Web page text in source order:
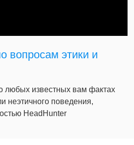
вопросам этики и
любых известных вам фактах
неэтичного поведения,
HeadHunter